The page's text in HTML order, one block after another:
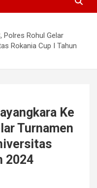
Polres Rohul Gelar
Rokania Cup I Tahun
Ke
Turnamen
2024